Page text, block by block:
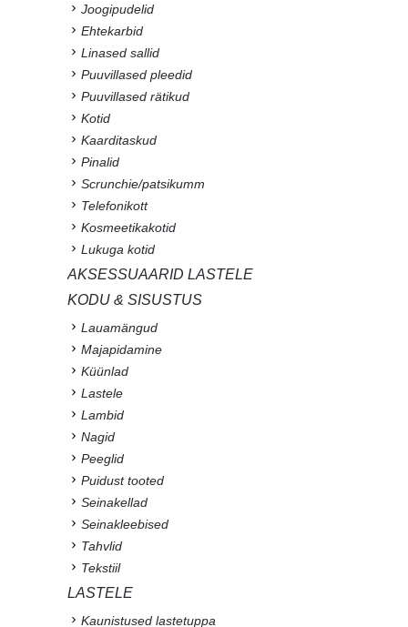
Joogipudelid
Ehtekarbid
Linased sallid
Puuvillased pleedid
Puuvillased rätikud
Kotid
Kaarditaskud
Pinalid
Scrunchie/patsikumm
Telefonikott
Kosmeetikakotid
Lukuga kotid
AKSESSUAARID LASTELE
KODU & SISUSTUS
Lauamängud
Majapidamine
Küünlad
Lastele
Lambid
Nagid
Peeglid
Puidust tooted
Seinakellad
Seinakleebised
Tahvlid
Tekstiil
LASTELE
Kaunistused lastetuppa